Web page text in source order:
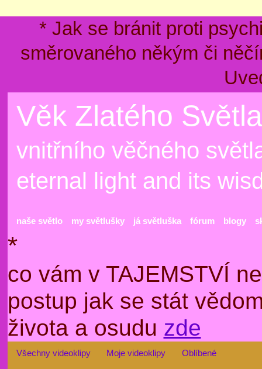
* Jak se bránit proti
směrovaného někým či
Věk Zlatého
vnitřního věčného
eternal light and its
naše světlo my světlušky já světluška fórum blogy
*
co vám v TAJEMSTVÍ
postup jak se stát
života a osudu zde
Všechny videoklipy Moje videoklipy Oblíbené